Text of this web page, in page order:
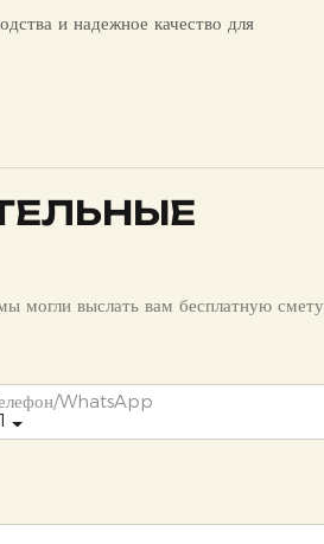
и надежное качество для
могли выслать вам бесплатную смету
WhatsApp